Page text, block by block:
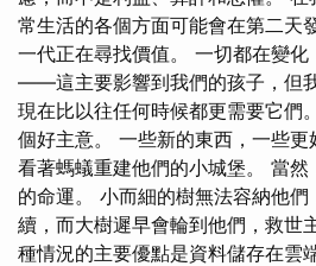
常生活的各個方面可能會在第二
一代正在尋找價值。 一切都在變化
——這主要影響到我們的孩子，但
現在比以往任何時候都更需要它們
個好主意。 一些新的東西，一些
看著螞蟻重建他們的小城堡。 當然
的命運。 小而細的樹無法容納他
續，而大樹遲早會輪到他們，救世
種情況的主要優點是資料儲存在雲